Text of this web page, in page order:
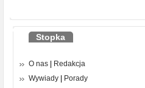
Stopka
O nas
Redakcja
Wywiady
Porady